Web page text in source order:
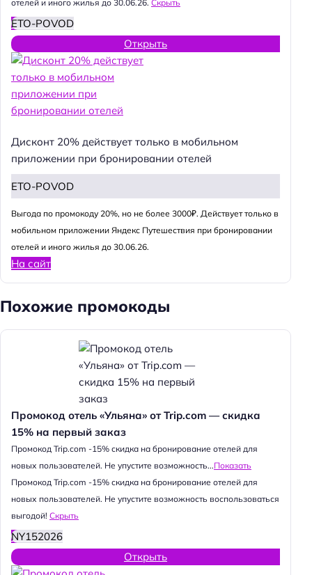
отелей и иного жилья до 30.06.26. Скрыть
ETO-POVOD
Открыть
Дисконт 20% действует только в мобильном
приложении при бронировании отелей
ETO-POVOD
Выгода по промокоду 20%, но не более 3000₽. Действует только в
мобильном приложении Яндекс Путешествия при бронировании
отелей и иного жилья до 30.06.26.
На сайт
Похожие промокоды
Промокод отель «Ульяна» от Trip.com — скидка
15% на первый заказ
Промокод Trip.com -15% скидка на бронирование отелей для
новых пользователей. Не упустите возможность...Показать
Промокод Trip.com -15% скидка на бронирование отелей для
новых пользователей. Не упустите возможность воспользоваться
выгодой! Скрыть
NY152026
Открыть